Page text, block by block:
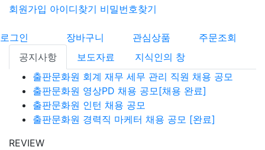
회원가입 아이디찾기 비밀번호찾기
로그인 장바구니 관심상품
주문조회
공지사항
보도자료
지식인의 창
출판문화원 회계 재무 세무 관리 직원 채용 공모
출판문화원 영상PD 채용 공모[채용 완료]
출판문화원 인턴 채용 공모
출판문화원 경력직 마케터 채용 공모 [완료]
REVIEW